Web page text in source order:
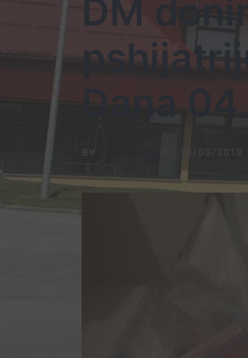
DM
Dana
10/05/2019